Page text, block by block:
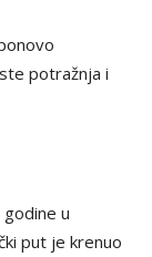
potražnja i
u
put je krenuo